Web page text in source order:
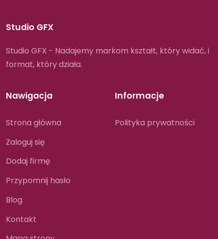
Studio GFX
Studio GFX - Nadajemy markom kształt, który widać, i
format, który działa.
Nawigacja
Strona główna
Zaloguj się
Dodaj firmę
Przypomnij hasło
Blog
Kontakt
Informacje
Polityka prywatności